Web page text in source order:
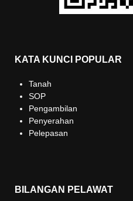
KATA KUNCI POPULAR
Tanah
SOP
Pengambilan
Penyerahan
Pelepasan
BILANGAN PELAWAT